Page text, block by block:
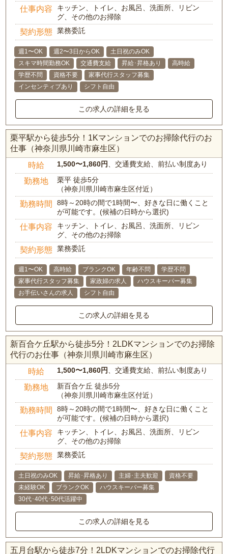
仕事内容
キッチン、トイレ、お風呂、洗面所、リビン
グ、その他のお掃除
契約形態 業務委託
週1〜OK 週2〜3日からOK
土日祝のみOK
スキマ時間勤務OK
交通費支給 昇給･昇格あり
高時給
学歴不問
資格不要
家事代行スタッフ募集
インセンティブあり
シフト自由
この求人の詳細を見る
栗平駅から徒歩5分！1Kマンションでのお掃除代行のお
仕事（神奈川県川崎市麻生区）
時給 1,500〜1,860円 、交通費支給、前払い制度あり
勤務地
栗平 徒歩5分
（神奈川県川崎市麻生区付近）
勤務時間
8時～20時の間で1時間〜、好きな日に働くこと
が可能です。(候補の日時から選択)
仕事内容
キッチン、トイレ、お風呂、洗面所、リビン
グ、その他のお掃除
契約形態 業務委託
週1〜OK 高時給 ブランクOK 年齢不問
学歴不問
家事代行スタッフ募集
家政婦の求人
ハウスキーパー募集
お手伝いさんの求人
シフト自由
この求人の詳細を見る
新百合ケ丘駅から徒歩5分！2LDKマンションでのお掃除
代行のお仕事（神奈川県川崎市麻生区）
時給 1,500〜1,860円 、交通費支給、前払い制度あり
勤務地
新百合ケ丘 徒歩5分
（神奈川県川崎市麻生区付近）
勤務時間
8時～20時の間で1時間〜、好きな日に働くこと
が可能です。(候補の日時から選択)
仕事内容
キッチン、トイレ、お風呂、洗面所、リビン
グ、その他のお掃除
契約形態 業務委託
土日祝のみOK 昇給･昇格あり 主婦･主夫歓迎
資格不要
未経験OK
ブランクOK
ハウスキーパー募集
30代･40代･50代活躍中
この求人の詳細を見る
五月台駅から徒歩7分！2LDKマンションでのお掃除代行